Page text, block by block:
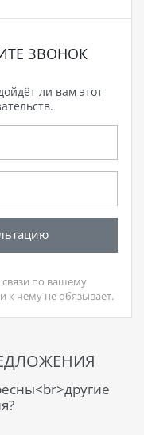
ЗВОНОК
ли вам этот
по вашему
к чему не обязывает.